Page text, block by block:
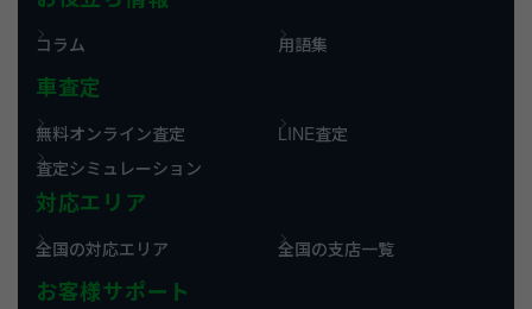
コラム 用語集
車査定
無料オンライン査定
LINE査定
査定シミュレーション
対応エリア
全国の対応エリア 全国の支店一覧
お客様サポート